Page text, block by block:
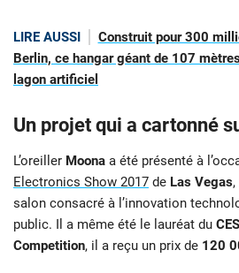
LIRE AUSSI
Construit pour 300
Berlin, ce hangar géant de 107
lagon artificiel
Un projet qui a cartonné
L’oreiller Moona a été présenté à
Electronics Show 2017 de Las Vegas
salon consacré à l’innovation
public. Il a même été le lauréat du
Competition, il a reçu un prix de 120